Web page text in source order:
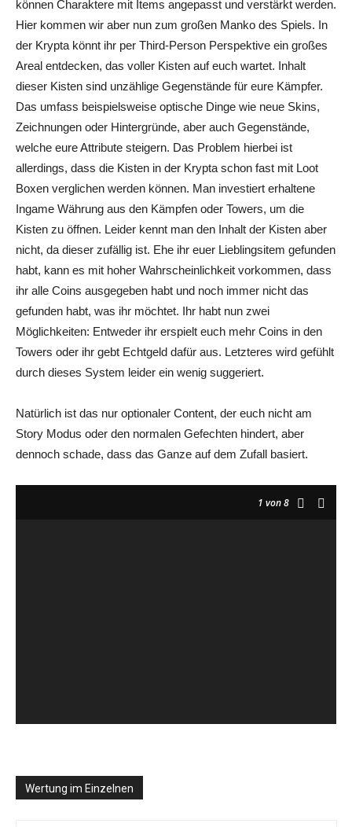
können Charaktere mit Items angepasst und verstärkt werden.
Hier kommen wir aber nun zum großen Manko des Spiels. In
der Krypta könnt ihr per Third-Person Perspektive ein großes
Areal entdecken, das voller Kisten auf euch wartet. Inhalt
dieser Kisten sind unzählige Gegenstände für eure Kämpfer.
Das umfass beispielsweise optische Dinge wie neue Skins,
Zeichnungen oder Hintergründe, aber auch Gegenstände,
welche eure Attribute steigern. Das Problem hierbei ist
allerdings, dass die Kisten in der Krypta schon fast mit Loot
Boxen verglichen werden können. Man investiert erhaltene
Ingame Währung aus den Kämpfen oder Towers, um die
Kisten zu öffnen. Leider kennt man den Inhalt der Kisten aber
nicht, da dieser zufällig ist. Ehe ihr euer Lieblingsitem gefunden
habt, kann es mit hoher Wahrscheinlichkeit vorkommen, dass
ihr alle Coins ausgegeben habt und noch immer nicht das
gefunden habt, was ihr möchtet. Ihr habt nun zwei
Möglichkeiten: Entweder ihr erspielt euch mehr Coins in den
Towers oder ihr gebt Echtgeld dafür aus. Letzteres wird gefühlt
durch dieses System leider ein wenig suggeriert.
Natürlich ist das nur optionaler Content, der euch nicht am
Story Modus oder den normalen Gefechten hindert, aber
dennoch schade, dass das Ganze auf dem Zufall basiert.
1 von 8
Wertung im Einzelnen